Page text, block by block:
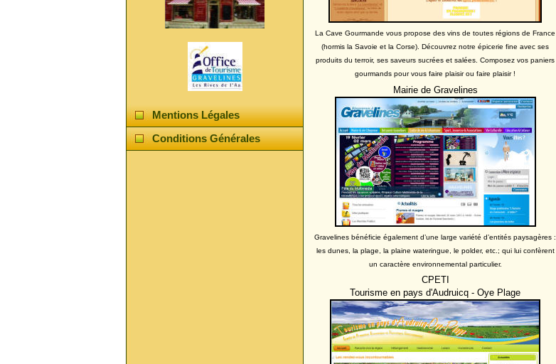
Mentions Légales
Conditions Générales
La Cave Gourmande vous propose des vins de toutes régions de France
(hormis la Savoie et la Corse). Découvrez notre épicerie fine avec ses
produits du terroir, ses saveurs sucrées et salées. Composez vos paniers
gourmands pour vous faire plaisir ou faire plaisir !
Mairie de Gravelines
Gravelines bénéficie également d’une large variété d’entités paysagères :
les dunes, la plage, la plaine wateringue, le polder, etc.; qui lui confèrent
un caractère environnemental particulier.
CPETI
Tourisme en pays d'Audruicq - Oye Plage